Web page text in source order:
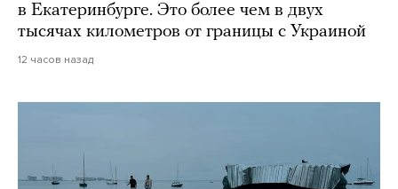
в Екатеринбурге. Это более чем в двух
тысячах километров от границы с Украиной
12 часов назад